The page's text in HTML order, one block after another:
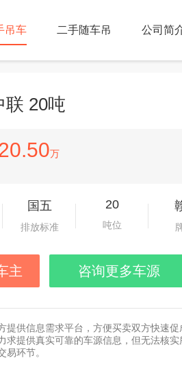
吊车 二手随车吊 公司简
联 20吨
万
国五
排放标准
20
吨位
主 咨询更多车源
提供信息需求平台，方便买卖双方快速
求提供真实可靠的车源信息，但无法核
易环节。